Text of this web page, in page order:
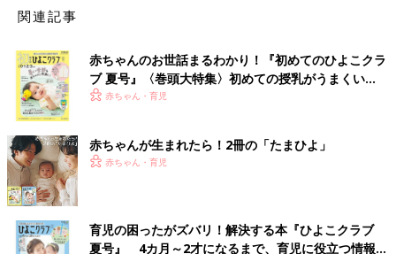
ランケットを使うママ・パパも多いと思います。
山中 もしブランケットを使う場合は、少し大変かもしれません
が５～６分に１回は赤ちゃんの様子を見てください。夏は、熱中
症の心配もあるので、こまめに赤ちゃんの様子を確認しましょ
う。
2021年6月、静岡県で生後11カ月の男の子が、ベビーカーに乗っ
たまま２～３センチ大のパンを食べていて、のどに詰まり窒息し
た事故も起きています。ベビーカーに乗せまま、何か食べさせる
のは危険です。もしおなかがすいているときは、一度ベビーカー
を止めて、ママ・パパが見守る中で、食べさせてあげてくださ
い。
関連記事
赤ちゃんのお世話まるわかり！『初めてのひよこクラ
ブ 夏号』〈巻頭大特集〉初めての授乳がうまくい
く！ おっぱい・ミルクの基本と夏のトラブル 解決テ
赤ちゃん・育児
赤ちゃんが生まれたら！2冊の「たまひよ」
赤ちゃん・育児
育児の困ったがズバリ！解決する本『ひよこクラブ
夏号』 4カ月～2才になるまで、育児に役立つ情報が